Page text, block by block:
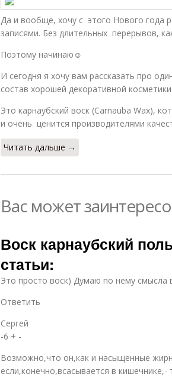
Да и вообще, хочу с этого Нового года
записями. Без длительных перерывов,
Поэтому начинаю☺
И сегодня я хочу вам рассказать про
состав хорошей декоративной косметики.
Это карнаубский воск (Carnauba Waх),
и очень ценится производителями
Читать дальше →
Вас может
Воск карнаубский
статьи:
Это просто воск) Думаю по нему смысла
Ответить
Сергей
-6 + -
Возможно,что он,как и насыщенные
если,конечно,всасывается в